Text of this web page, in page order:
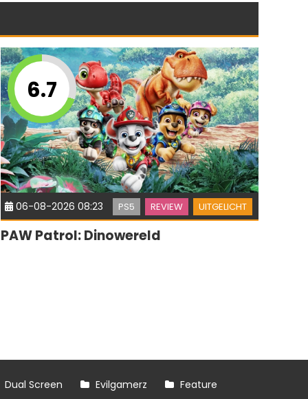
6.7
06-08-2026 08:23 PS5 REVIEW UITGELICHT
PAW Patrol: Dinowereld
Dual Screen Evilgamerz Feature